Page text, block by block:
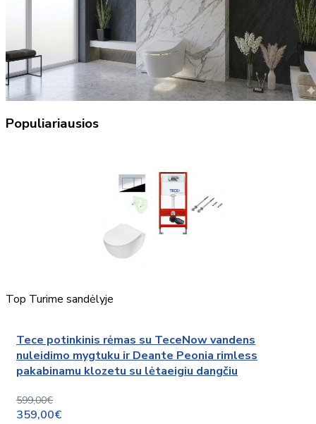
Populiariausios
Top Turime sandėlyje
Tece potinkinis rėmas su TeceNow vandens
nuleidimo mygtuku ir Deante Peonia rimless
pakabinamu klozetu su lėtaeigiu dangčiu
599,00€
359,00€